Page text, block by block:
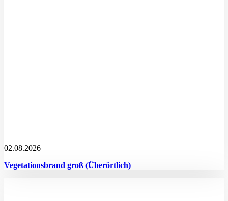
02.08.2026
Vegetationsbrand groß (Überörtlich)